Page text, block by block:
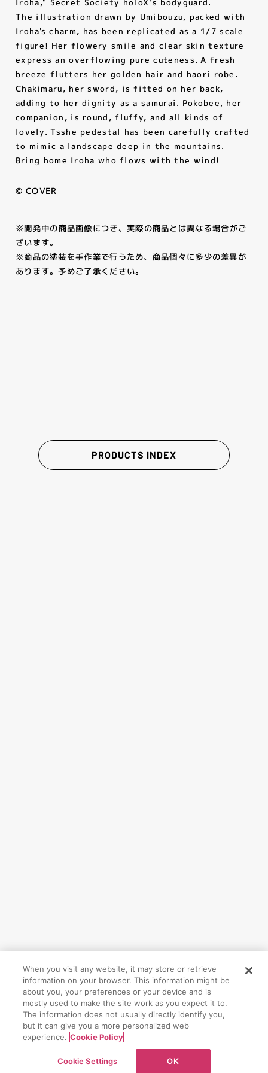
採用情報
COMPANY
会社情報
CONTACT
お問い合わせ
Iroha," Secret Society holoX’s bodyguard.
The illustration drawn by Umibouzu, packed with
Iroha's charm, has been replicated as a 1/7 scale
figure! Her flowery smile and clear skin texture
express an overflowing pure cuteness. A fresh
breeze flutters her golden hair and haori robe.
Chakimaru, her sword, is fitted on her back,
adding to her dignity as a samurai. Pokobee, her
companion, is round, fluffy, and all kinds of
lovely. Tsshe pedestal has been carefully crafted
to mimic a landscape deep in the mountains.
Bring home Iroha who flows with the wind!
© COVER
※開発中の商品画像につき、実際の商品とは異なる場合がご
ざいます。
※商品の塗装を手作業で行うため、商品個々に多少の差異が
あります。予めご了承ください。
PRODUCTS INDEX
CONTACT
お問い合わせ
お問い合わせフォーム
When you visit any website, it may store or retrieve
information on your browser. This information might be
about you, your preferences or your device and is
mostly used to make the site work as you expect it to.
The information does not usually directly identify you,
but it can give you a more personalized web
experience. Cookie Policy
Cookie Settings OK